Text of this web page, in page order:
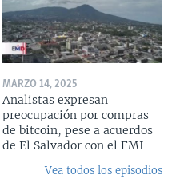
MARZO 14, 2025
Analistas expresan
preocupación por compras
de bitcoin, pese a acuerdos
de El Salvador con el FMI
Vea todos los episodios